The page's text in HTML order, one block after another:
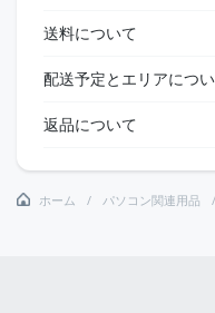
送料について
配送予定とエリアにつ
返品について
ホーム パソコン関連用品